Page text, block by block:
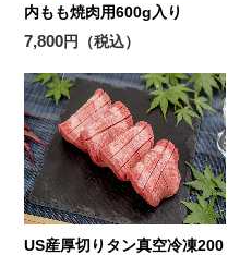
内もも焼肉用600g入り
7,800円（税込）
US産厚切りタン真空冷凍200